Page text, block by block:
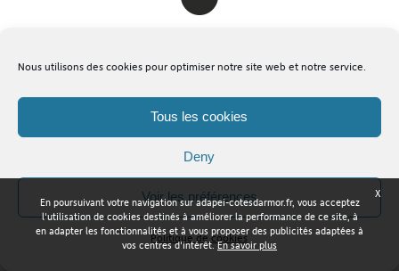
Nous utilisons des cookies pour optimiser notre site web et notre service.
Tous les cookies
Deny
Voir les préférences
Politique de cookies
X
En poursuivant votre navigation sur adapei-cotesdarmor.fr, vous acceptez
l'utilisation de cookies destinés à améliorer la performance de ce site, à
en adapter les fonctionnalités et à vous proposer des publicités adaptées à
vos centres d'intérêt.En savoir plus